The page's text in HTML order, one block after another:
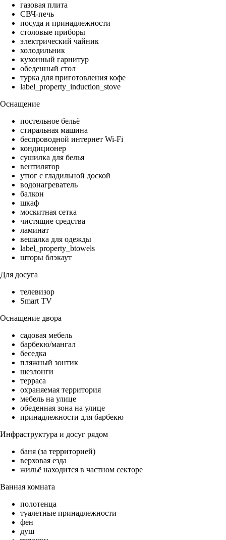
газовая плита
СВЧ-печь
посуда и принадлежности
столовые приборы
электрический чайник
холодильник
кухонный гарнитур
обеденный стол
турка для приготовления кофе
label_property_induction_stove
Оснащение
постельное бельё
стиральная машина
беспроводной интернет Wi-Fi
кондиционер
сушилка для белья
вентилятор
утюг с гладильной доской
водонагреватель
балкон
шкаф
москитная сетка
чистящие средства
ламинат
вешалка для одежды
label_property_btowels
шторы блэкаут
Для досуга
телевизор
Smart TV
Оснащение двора
садовая мебель
барбекю/мангал
беседка
пляжный зонтик
шезлонги
терраса
охраняемая территория
мебель на улице
обеденная зона на улице
принадлежности для барбекю
Инфраструктура и досуг рядом
баня (за территорией)
верховая езда
жильё находится в частном секторе
Ванная комната
полотенца
туалетные принадлежности
фен
душ